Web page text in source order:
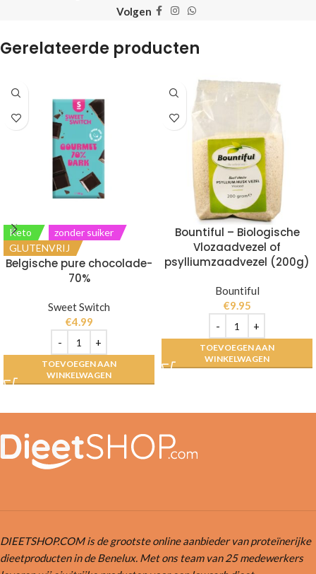
Volgen
Gerelateerde producten
Keto
zonder suiker
GLUTENVRIJ
Belgische pure chocolade-
70%
Sweet Switch
€4.99
TOEVOEGEN AAN
WINKELWAGEN
Bountiful – Biologische
Vlozaadvezel of
psylliumzaadvezel (200g)
Bountiful
€9.95
TOEVOEGEN AAN
WINKELWAGEN
DIEETSHOP.COM is de grootste online aanbieder van proteïnerijke
dieetproducten in de Benelux. Met ons team van 25 medewerkers